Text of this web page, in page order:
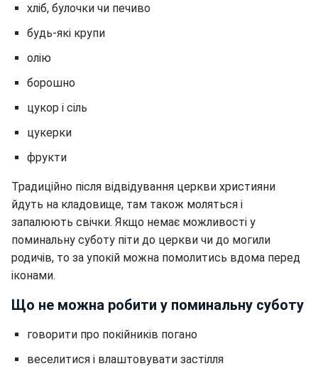
хліб, булочки чи печиво
будь-які крупи
олію
борошно
цукор і сіль
цукерки
фрукти
Традиційно після відвідування церкви християни
йдуть на кладовище, там також моляться і
запалюють свічки. Якщо немає можливості у
поминальну суботу піти до церкви чи до могили
родичів, то за упокій можна помолитись вдома перед
іконами.
Що не можна робити у поминальну суботу
говорити про покійників погано
веселитися і влаштовувати застілля